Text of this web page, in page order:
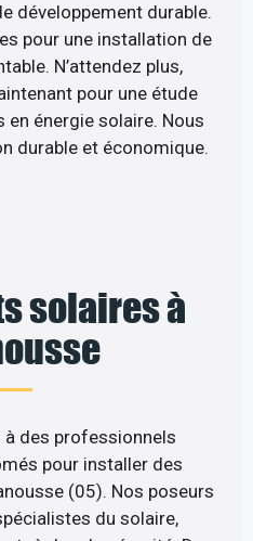
développement durable.
pour une installation de
N’attendez plus,
pour une étude
énergie solaire. Nous
durable et économique.
solaires à
des professionnels
pour installer des
(05). Nos poseurs
du solaire,